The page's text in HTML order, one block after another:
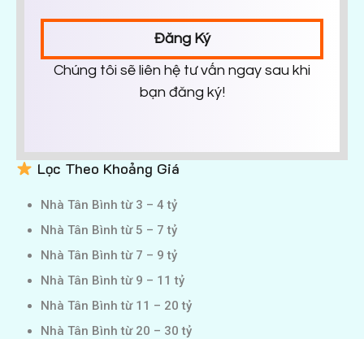
Đăng Ký
Chúng tôi sẽ liên hệ tư vấn ngay sau khi
bạn đăng ký!
Lọc Theo Khoảng Giá
Nhà Tân Bình từ 3 – 4 tỷ
Nhà Tân Bình từ 5 – 7 tỷ
Nhà Tân Bình từ 7 – 9 tỷ
Nhà Tân Bình từ 9 – 11 tỷ
Nhà Tân Bình từ 11 – 20 tỷ
Nhà Tân Bình từ 20 – 30 tỷ